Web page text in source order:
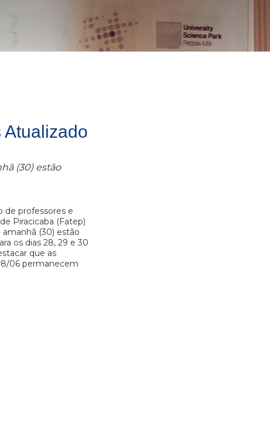
Atualizado
(30) estão
de professores e
Piracicaba (Fatep)
amanhã (30) estão
os dias 28, 29 e 30
que as
06 permanecem